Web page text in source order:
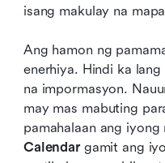
isang makulay na
Ang hamon ng
enerhiya. Hindi ka
na impormasyon.
may mas mabuting
pamahalaan ang
Calendar gamit ang